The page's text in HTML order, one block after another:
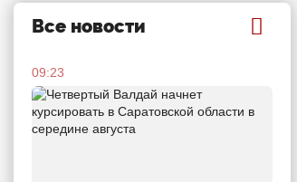
Все новости
09:23